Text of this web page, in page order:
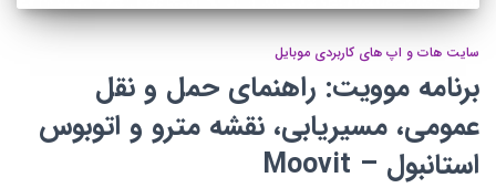
سایت هات و اپ های کاربردی موبایل
برنامه موویت: راهنمای حمل و نقل
عمومی، مسیریابی، نقشه مترو و اتوبوس
استانبول – Moovit